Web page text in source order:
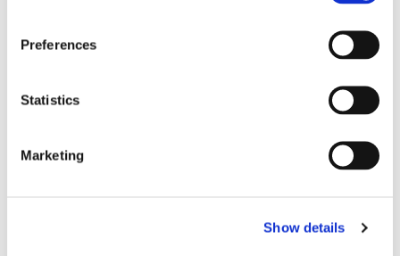
Preferences
Statistics
Marketing
Show details